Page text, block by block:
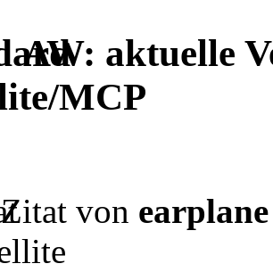
AW: aktuelle
MCP
von earplane